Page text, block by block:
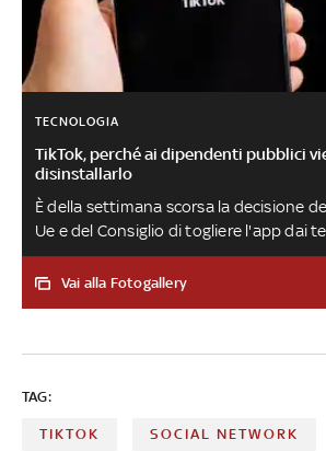
TECNOLOGIA
TikTok, perché ai dipendenti pubblici
disinstallarlo
È della settimana scorsa la decisione
Ue e del Consiglio di togliere l'app dai
propri dipendenti. Quali sono i rischi
Vai alla Fotogallery
TAG:
TIKTOK SOCIAL NETWORK